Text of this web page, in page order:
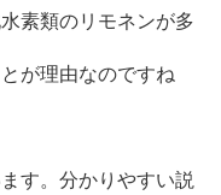
素類のリモネンが多
が理由なのですね
す。分かりやすい説